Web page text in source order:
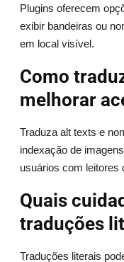
Plugins oferecem
exibir bandeiras ou
em local visível.
Como
melhorar
Traduza alt texts e
indexação de
usuários com leitores
Quais
traduções
Traduções literais